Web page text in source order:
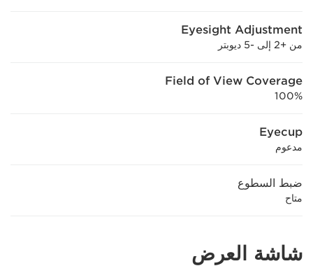
Eyesight Adjustment
من +2 إلى -5 ديوبتر
Field of View Coverage
100%
Eyecup
مدعوم
ضبط السطوع
متاح
شاشة العرض